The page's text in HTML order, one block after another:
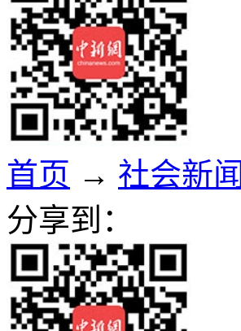
首页 → 社会新闻
分享到：